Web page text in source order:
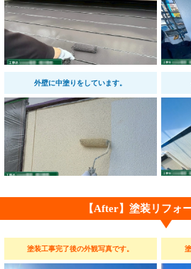
外壁に中塗りをしています。
【After】塗装リフォ
塗装工事完了後の外観写真です。